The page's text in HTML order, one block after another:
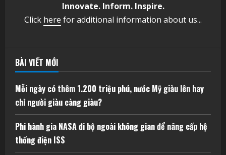
Innovate. Inform. Inspire.
Click here for additional information about us...
BÀI VIẾT MỚI
Mỗi ngày có thêm 1.200 triệu phú, nước Mỹ giàu lên hay
chỉ người giàu càng giàu?
Phi hành gia NASA đi bộ ngoài không gian để nâng cấp hệ
thống điện ISS